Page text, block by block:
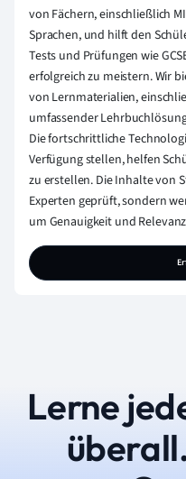
von Fächern, einschließlich
Sprachen, und hilft den
Tests und Prüfungen wie
erfolgreich zu meistern. Wir
von Lernmaterialien,
umfassender
Die fortschrittliche
Verfügung stellen, helfen
zu erstellen. Die Inhalte von
Experten geprüft, sondern
um Genauigkeit und
Lerne